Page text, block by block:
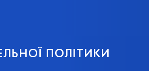
ПОЛІТИКИ